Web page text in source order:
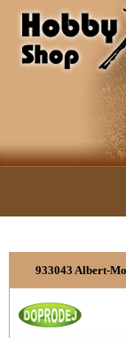
933043 Albert-